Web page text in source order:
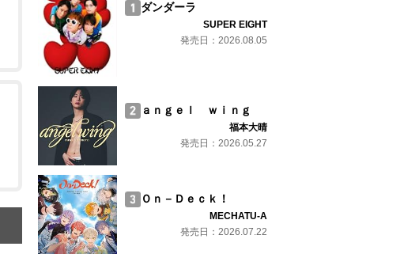
ダンダーラ
SUPER EIGHT
発売日：2026.08.05
ａｎｇｅｌ ｗｉｎｇ
福本大晴
発売日：2026.05.27
Ｏｎ－Ｄｅｃｋ！
MECHATU-A
発売日：2026.07.22